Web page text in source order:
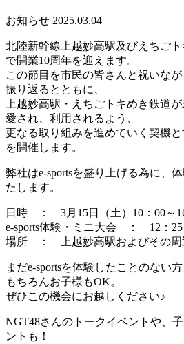
お知らせ 2025.03.04
北陸新幹線上越妙高駅及びえちご
で開業10周年を迎えます。
この節目を市民の皆さんと祝いな
振り返るとともに、
上越妙高駅・えちごトキめき鉄道
愛され、利用されるよう、
更なる取り組みを進めていく契機
を開催します。
弊社はe-sportsを盛り上げる為に、
たします。
日時 ： 3月15日（土）10：00～
e-sports体験・ミニ大会 ： 12：25
場所 ： 上越妙高駅およびその周
まだe-sportsを体験したことのない
もちろんお子様もOK。
ぜひこの機会にお越しください♪
NGT48さんのトークイベントや、
ントも！